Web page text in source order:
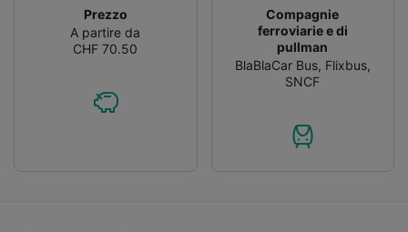
Prezzo
A partire da
CHF 70.50
Compagnie
ferroviarie e di
pullman
BlaBlaCar Bus, Flixbus,
SNCF